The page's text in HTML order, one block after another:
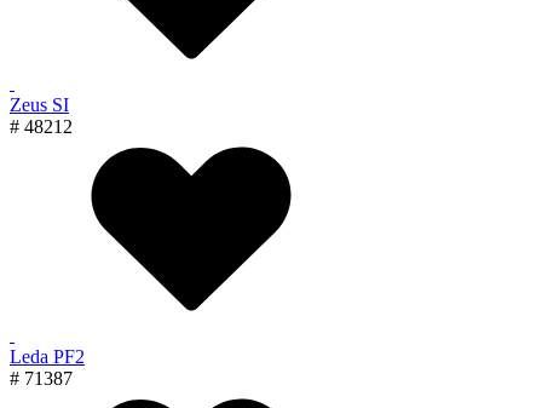
Zeus SI
# 48212
Leda PF2
# 71387